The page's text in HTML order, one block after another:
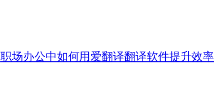
职场办公中如何用爱翻译翻译软件提升效率